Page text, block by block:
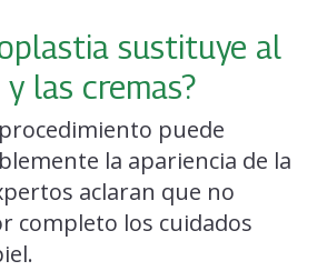
sustituye al
las cremas?
puede
la apariencia de la
aclaran que no
completo los cuidados